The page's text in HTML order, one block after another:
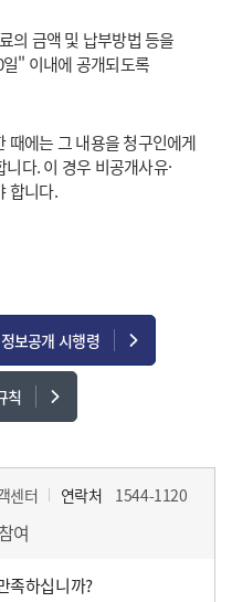
의 금액 및 납부방법 등을
" 이내에 공개되도록
때에는 그 내용을 청구인에게
다. 이 경우 비공개사유·
합니다.
정보공개 시행령
칙
센터 연락처 1544-1120
참여
족하십니까?